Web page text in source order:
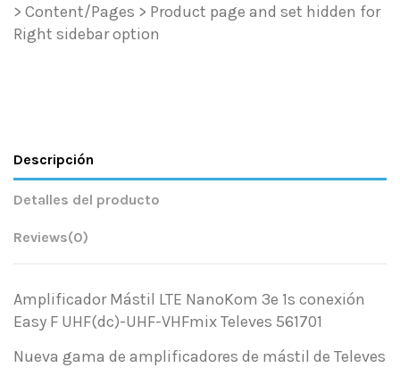
> Content/Pages > Product page and set hidden for
Right sidebar option
Descripción
Detalles del producto
Reviews(0)
Amplificador Mástil LTE NanoKom 3e 1s conexión
Easy F UHF(dc)-UHF-VHFmix Televes 561701
Nueva gama de amplificadores de mástil de Televes